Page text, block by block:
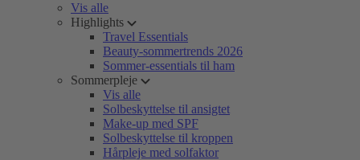
Vis alle
Highlights
Travel Essentials
Beauty-sommertrends 2026
Sommer-essentials til ham
Sommerpleje
Vis alle
Solbeskyttelse til ansigtet
Make-up med SPF
Solbeskyttelse til kroppen
Hårpleje med solfaktor